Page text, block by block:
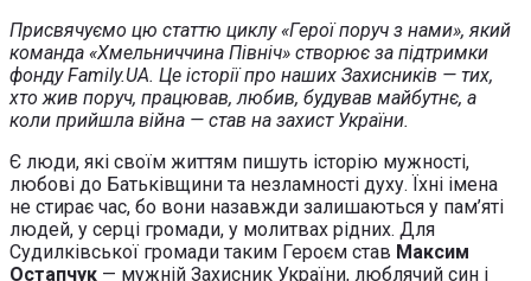
Присвячуємо цю статтю циклу «Герої поруч з нами», який
команда «Хмельниччина Північ» створює за підтримки
фонду Family.UA. Це історії про наших Захисників — тих,
хто жив поруч, працював, любив, будував майбутнє, а
коли прийшла війна — став на захист України.
Є люди, які своїм життям пишуть історію мужності,
любові до Батьківщини та незламності духу. Їхні імена
не стирає час, бо вони назавжди залишаються у пам’яті
людей, у серці громади, у молитвах рідних. Для
Судилківської громади таким Героєм став Максим
Остапчук — мужній Захисник України, люблячий син і